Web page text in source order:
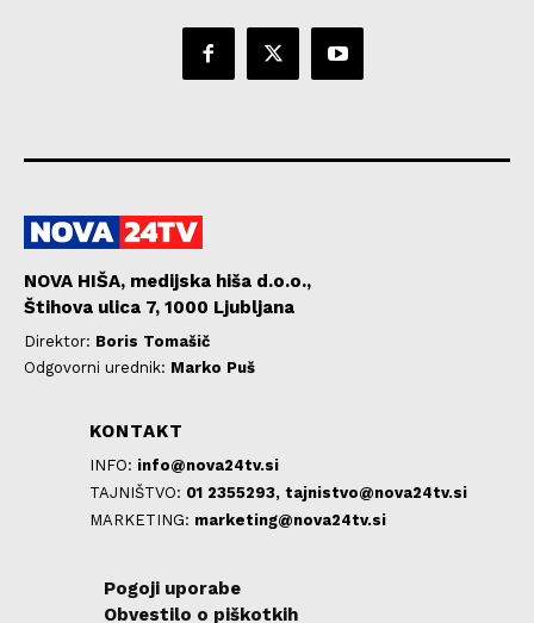
NOVA HIŠA, medijska hiša d.o.o.,
Štihova ulica 7, 1000 Ljubljana
Direktor: Boris Tomašič
Odgovorni urednik: Marko Puš
KONTAKT
INFO: info@nova24tv.si
TAJNIŠTVO: 01 2355293, tajnistvo@nova24tv.si
MARKETING: marketing@nova24tv.si
Pogoji uporabe
Obvestilo o piškotkih